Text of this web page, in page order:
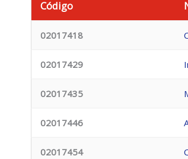
Código
02017418
02017429
02017435
02017446
02017454